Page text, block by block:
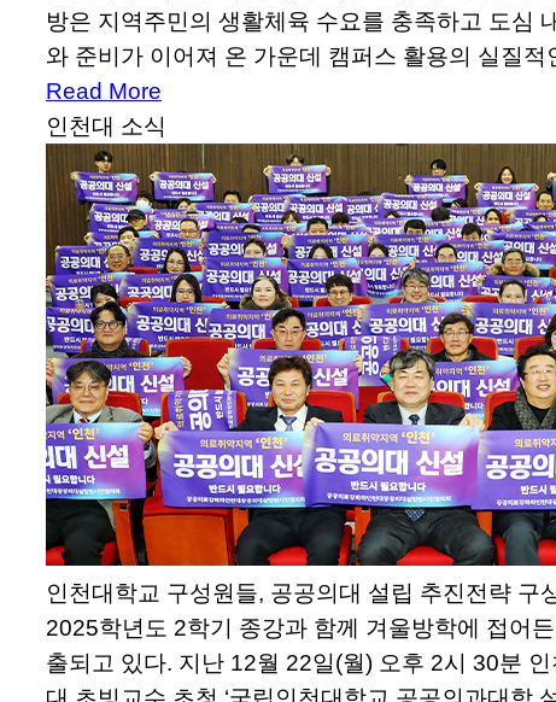
방은 지역주민의 생활체육 수요를 충족하고 도심
와 준비가 이어져 온 가운데 캠퍼스 활용의 실질
Read More
인천대 소식
인천대학교 구성원들, 공공의대 설립 추진전략 구
2025학년도 2학기 종강과 함께 겨울방학에 접어
출되고 있다. 지난 12월 22일(월) 오후 2시 30분